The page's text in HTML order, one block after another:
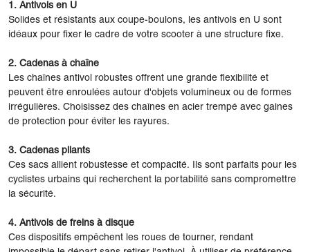
1. Antivols en U
Solides et résistants aux coupe-boulons, les antivols en U sont
idéaux pour fixer le cadre de votre scooter à une structure fixe.
2. Cadenas à chaîne
Les chaînes antivol robustes offrent une grande flexibilité et
peuvent être enroulées autour d'objets volumineux ou de formes
irrégulières. Choisissez des chaînes en acier trempé avec gaines
de protection pour éviter les rayures.
3. Cadenas pliants
Ces sacs allient robustesse et compacité. Ils sont parfaits pour les
cyclistes urbains qui recherchent la portabilité sans compromettre
la sécurité.
4. Antivols de freins à disque
Ces dispositifs empêchent les roues de tourner, rendant